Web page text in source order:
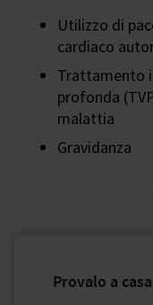
Utilizzo di
cardiaco
Trattamento
profonda
malattia
Gravidanza
Provalo a